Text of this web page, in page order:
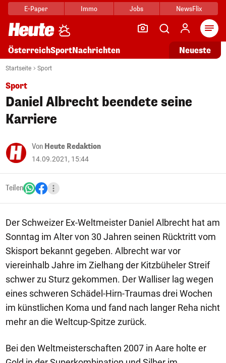
E-Paper Immo Jobs NewsFlix
ÖsterreichSportNachrichten Neueste
Startseite Sport
Sport
Daniel Albrecht beendete seine
Karriere
Von Heute Redaktion
14.09.2021, 15:44
Teilen
Der Schweizer Ex-Weltmeister Daniel Albrecht hat am
Sonntag im Alter von 30 Jahren seinen Rücktritt vom
Skisport bekannt gegeben. Albrecht war vor
viereinhalb Jahre im Zielhang der Kitzbüheler Streif
schwer zu Sturz gekommen. Der Walliser lag wegen
eines schweren Schädel-Hirn-Traumas drei Wochen
im künstlichen Koma und fand nach langer Reha nicht
mehr an die Weltcup-Spitze zurück.
Bei den Weltmeisterschaften 2007 in Aare holte er